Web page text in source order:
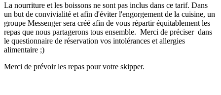
La nourriture et les boissons ne sont pas inclus dans ce tarif. Dans
un but de convivialité et afin d'éviter l'engorgement de la cuisine, un
groupe Messenger sera créé afin de vous répartir équitablement les
repas que nous partagerons tous ensemble. Merci de préciser dans
le questionnaire de réservation vos intolérances et allergies
alimentaire ;)
Merci de prévoir les repas pour votre skipper.